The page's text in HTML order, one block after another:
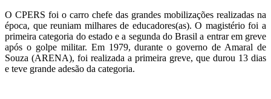
O CPERS foi o carro chefe das grandes mobilizações realizadas na
época, que reuniam milhares de educadores(as).O magistério foi a
primeira categoria do estado e a segunda do Brasil a entrar em greve
após o golpe militar. Em 1979, durante o governo de Amaral de
Souza (ARENA), foi realizada a primeira greve, que durou 13 dias
e teve grande adesão da categoria.